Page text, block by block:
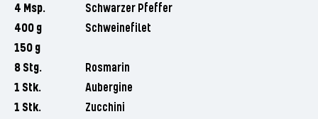
4 Msp.
Schwarzer Pfeffer
400 g
Schweinefilet
150 g
8 Stg.
Rosmarin
1 Stk.
Aubergine
1 Stk.
Zucchini